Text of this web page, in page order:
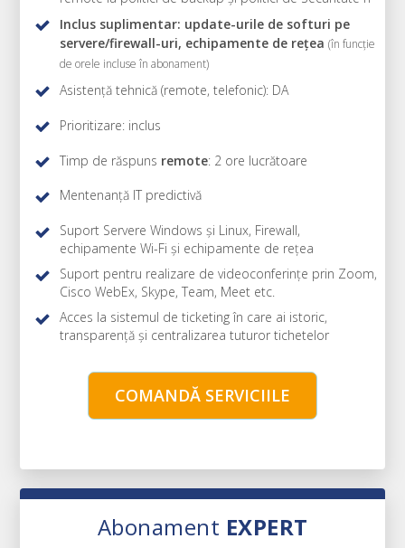
Inclus suplimentar: update-urile de softuri pe
servere/firewall-uri, echipamente de rețea (în funcție
de orele incluse în abonament)
Asistență tehnică (remote, telefonic): DA
Prioritizare: inclus
Timp de răspuns remote: 2 ore lucrătoare
Mentenanță IT predictivă
Suport Servere Windows și Linux, Firewall,
echipamente Wi-Fi și echipamente de rețea
Suport pentru realizare de videoconferințe prin Zoom,
Cisco WebEx, Skype, Team, Meet etc.
Acces la sistemul de ticketingîn care ai istoric,
transparență și centralizarea tuturor tichetelor
COMANDĂ SERVICIILE
Abonament EXPERT